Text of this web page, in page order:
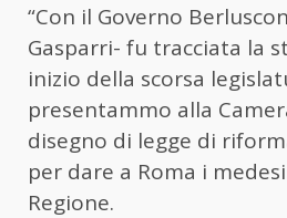
“Con il Governo
Gasparri- fu tracciata la
inizio della scorsa
presentammo alla
disegno di legge di
per dare a Roma i
Regione.